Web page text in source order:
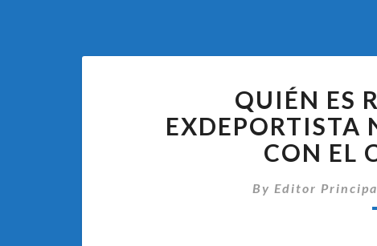
QUIÉN ES
EXDEPORTISTA
CON EL
By Editor